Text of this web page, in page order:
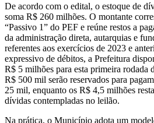
De acordo com o edital, o estoque de
soma R$ 260 milhões. O montante
“Passivo 1” do PEF e reúne restos a
da administração direta, autarquias e
referentes aos exercícios de 2023 e
expressivo de débitos, a Prefeitura
R$ 5 milhões para esta primeira rodada
R$ 500 mil serão reservados para
25 mil, enquanto os R$ 4,5 milhões
dívidas contempladas no leilão.
Na prática, o Município adota um